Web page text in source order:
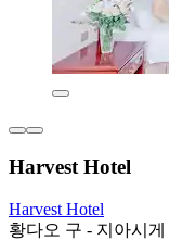
Harvest Hotel
Harvest Hotel
황다오 구 - 지아시